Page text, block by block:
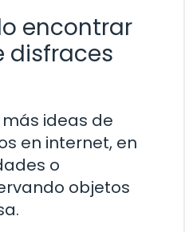
encontrar
disfraces
ideas de
en internet, en
o
objetos